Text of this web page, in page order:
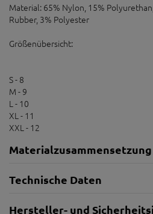
Material: 65% Nylon, 15%
Rubber, 3% Polyester
Größenübersicht:
S - 8
M - 9
L - 10
XL - 11
XXL - 12
Materialzusammensetzung
Technische Daten
Hersteller- und